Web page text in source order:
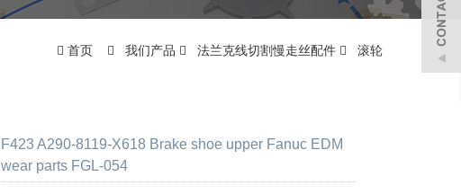
首页 我们产品 法兰克线切割慢走丝配件 滚轮
F423 A290-8119-X618 Brake shoe upper Fanuc EDM
wear parts FGL-054